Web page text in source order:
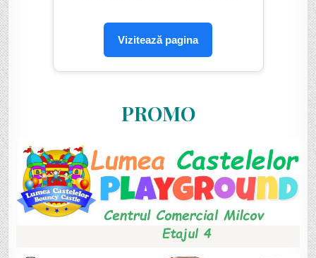
Vizitează pagina
PROMO